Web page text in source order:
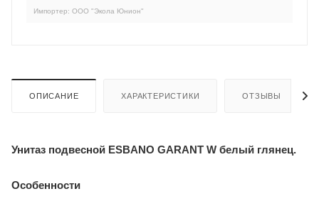
Импортер: ООО "Экола Юнион"
ОПИСАНИЕ ХАРАКТЕРИСТИКИ ОТЗЫВЫ
Унитаз подвесной ESBANO GARANT W белый глянец.
Особенности